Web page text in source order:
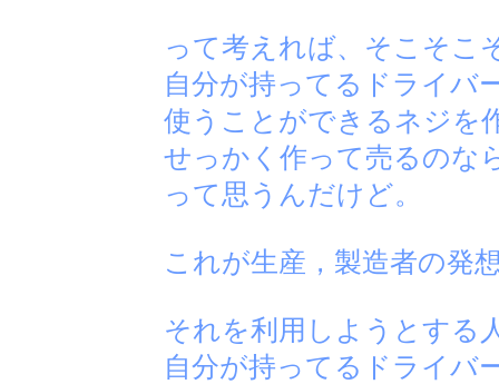
って考えれば、そこそこ
自分が持ってるドライバ
使うことができるネジを
せっかく作って売るのな
って思うんだけど。
これが生産，製造者の発
それを利用しようとする
自分が持ってるドライバ